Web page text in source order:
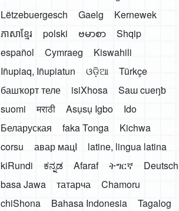
Lëtzebuergesch
Gaelg
Kernewek
ភាសាខ្មែរ
polski ဗမာစာ
Shqip
español
Cymraeg
Kiswahili
Iñupiaq, Iñupiatun
ଓଡ଼ିଆ
Türkçe
башҡорт теле
isiXhosa
Saɯ cueŋƅ
suomi
मराठी Asụsụ Igbo
Ido
Беларуская
faka Tonga
Kichwa
corsu
авар мацӀ
latine, lingua latina
kiRundi
ಕನ್ನಡ Afaraf ትግርኛ
Deutsch
basa Jawa
татарча
Chamoru
chiShona
Bahasa Indonesia
Tagalog